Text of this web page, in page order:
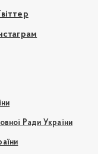
Ради України